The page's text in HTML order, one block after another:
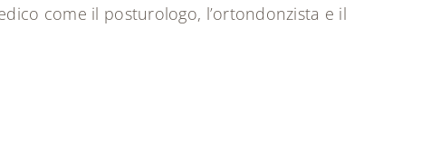
come il posturologo, l’ortondonzista e il